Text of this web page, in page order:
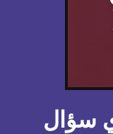
سؤال